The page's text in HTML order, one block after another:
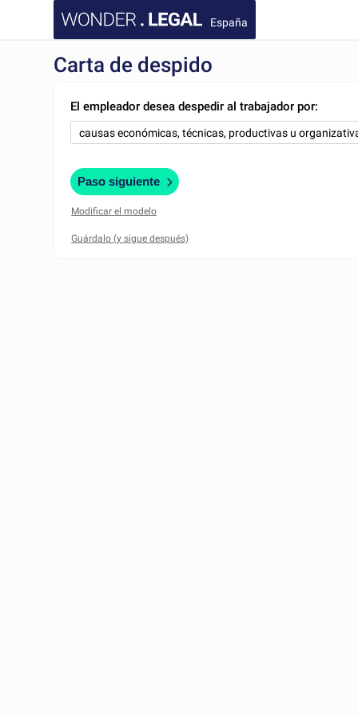
España
Carta de despido
El empleador desea despedir al trabajador por:
Paso siguiente
Modificar el modelo